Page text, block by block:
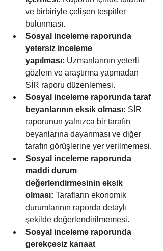
ve birbiriyle çelişen tespitler
bulunması.
Sosyal inceleme raporunda
yetersiz inceleme
yapılması: Uzmanlarının yeterli
gözlem ve araştırma yapmadan
SİR raporu düzenlemesi.
Sosyal inceleme raporunda taraf
beyanlarının eksik olması: SİR
raporunun yalnızca bir tarafın
beyanlarına dayanması ve diğer
tarafın görüşlerine yer verilmemesi.
Sosyal inceleme raporunda
maddi durum
değerlendirmesinin eksik
olması: Tarafların ekonomik
durumlarının raporda detaylı
şekilde değerlendirilmemesi.
Sosyal inceleme raporunda
gerekçesiz kanaat